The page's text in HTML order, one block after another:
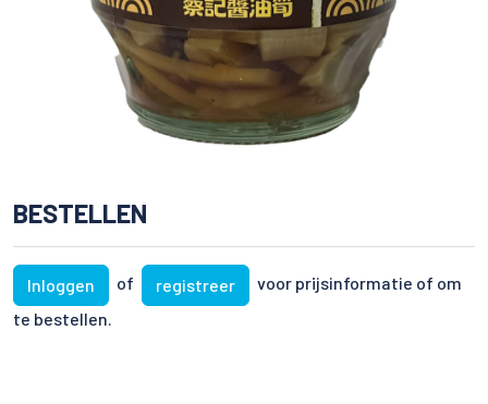
BESTELLEN
Inloggen of registreer
voor prijsinformatie of om
te bestellen.